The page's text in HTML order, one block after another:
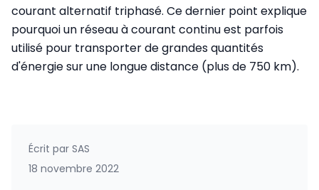
courant alternatif triphasé. Ce dernier point explique
pourquoi un réseau à courant continu est parfois
utilisé pour transporter de grandes quantités
d'énergie sur une longue distance (plus de 750 km).
Écrit par SAS
18 novembre 2022